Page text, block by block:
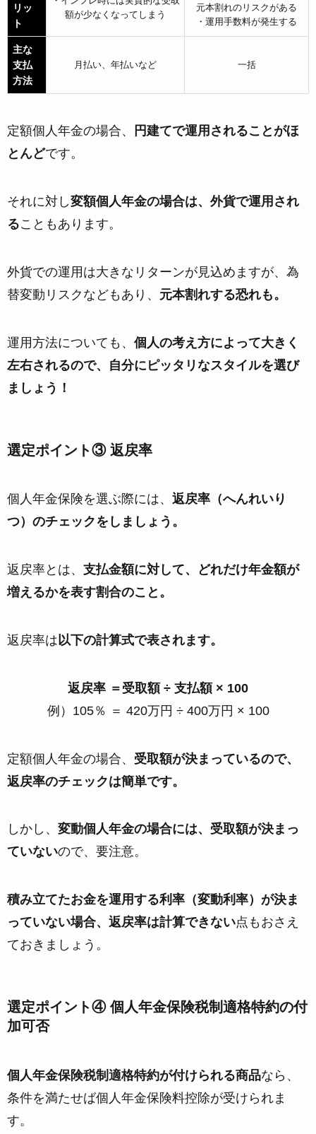
リッ
ト
額が少なくなってしまう
元本割れのリスクがある
・運用手数料が発生する
主な
支払
方法
月払い、年払いなど 一括
定額個人年金の場合、
円建てで運用されることがほ
とんどです。
それに対し変額個人年金の場合は、外貨で運用され
ることもあります。
外貨での運用は大きなリターンが見込めますが、為
替変動リスクなどもあり、 元本割れする恐れも。
運用方法についても、 個人の考え方によって大きく
左右されるので、自分にピッタリなスタイルを選び
ましょう！
選定ポイント③ 返戻率
個人年金保険を選ぶ際には、 返戻率（へんれいり
つ）のチェックをしましょう。
返戻率とは、 支払金額に対して、どれだけ年金額が
増えるかを表す割合のこと。
返戻率は 以下の計算式で表されます。
返戻率 ＝受取額 ÷ 支払額 × 100
例）105％ ＝ 420万円 ÷ 400万円 × 100
定額個人年金の場合、 受取額が決まっているので、
返戻率のチェックは簡単です。
しかし、 変動個人年金の場合には、受取額が決まっ
ていないので、要注意。
積み立てたお金を運用する利率（変動利率）が決ま
っていない場合、返戻率は計算できない点もおさえ
ておきましょう。
選定ポイント④ 個人年金保険税制適格特約の付
加可否
個人年金保険税制適格特約が付けられる商品なら、
条件を満たせば個人年金保険料控除が受けられま
す。